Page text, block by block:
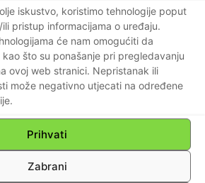
iskustvo, koristimo tehnologije poput
pristup informacijama o uređaju.
će nam omogućiti da
što su ponašanje pri pregledavanju
ovoj web stranici. Nepristanak ili
može negativno utjecati na određene
Prihvati
Zabrani
nas Pravila o privatnosti
WordPress Theme by TagDiv